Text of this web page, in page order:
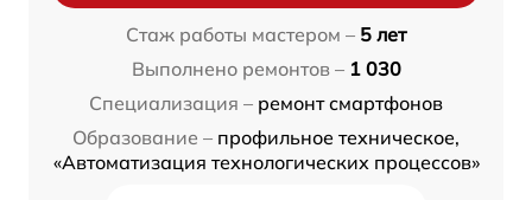
Стаж работы мастером – 5 лет
Выполнено ремонтов – 1 030
Специализация – ремонт смартфонов
Образование – профильное техническое,
«Автоматизация технологических процессов»